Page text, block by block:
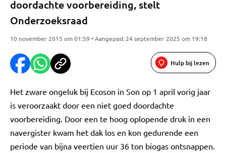
doordachte voorbereiding, stelt
Onderzoeksraad
10 november 2015 om 01:59 • Aangepast 24 september 2025 om 19:18
Hulp bij lezen
Het zware ongeluk bij Ecoson in Son op 1 april vorig jaar
is veroorzaakt door een niet goed doordachte
voorbereiding. Door een te hoog oplopende druk in een
navergister kwam het dak los en kon gedurende een
periode van bijna veertien uur 36 ton biogas ontsnappen.